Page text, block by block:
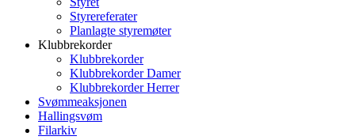
Styrereferater
Planlagte styremøter
Klubbrekorder
Klubbrekorder
Klubbrekorder Damer
Klubbrekorder Herrer
Svømmeaksjonen
Hallingsvøm
Filarkiv